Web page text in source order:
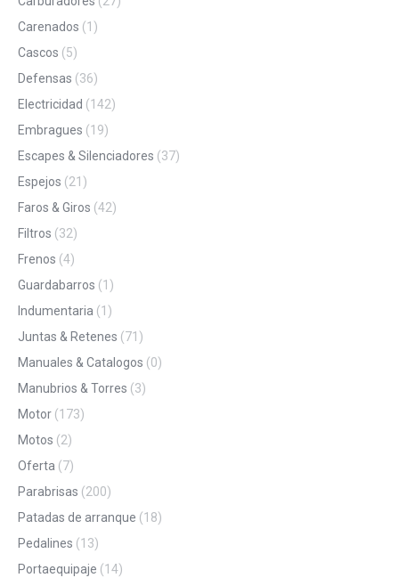
Carenados (1)
Cascos (5)
Defensas (36)
Electricidad (142)
Embragues (19)
Escapes & Silenciadores (37)
Espejos (21)
Faros & Giros (42)
Filtros (32)
Frenos (4)
Guardabarros (1)
Indumentaria (1)
Juntas & Retenes (71)
Manuales & Catalogos (0)
Manubrios & Torres (3)
Motor (173)
Motos (2)
Oferta (7)
Parabrisas (200)
Patadas de arranque (18)
Pedalines (13)
Portaequipaje (14)